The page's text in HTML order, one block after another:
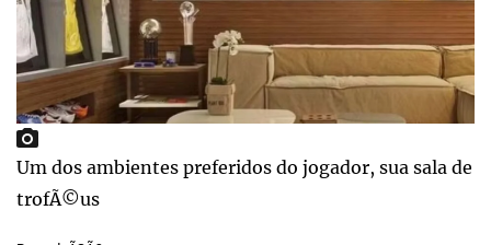
Um dos ambientes preferidos do jogador, sua sala de
trofÃ©us